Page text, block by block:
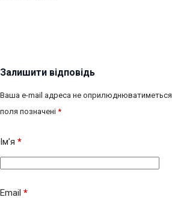
Залишити відповідь
Ваша e-mail адреса не оприлюднюватиметься.
поля позначені *
Ім’я *
Email *